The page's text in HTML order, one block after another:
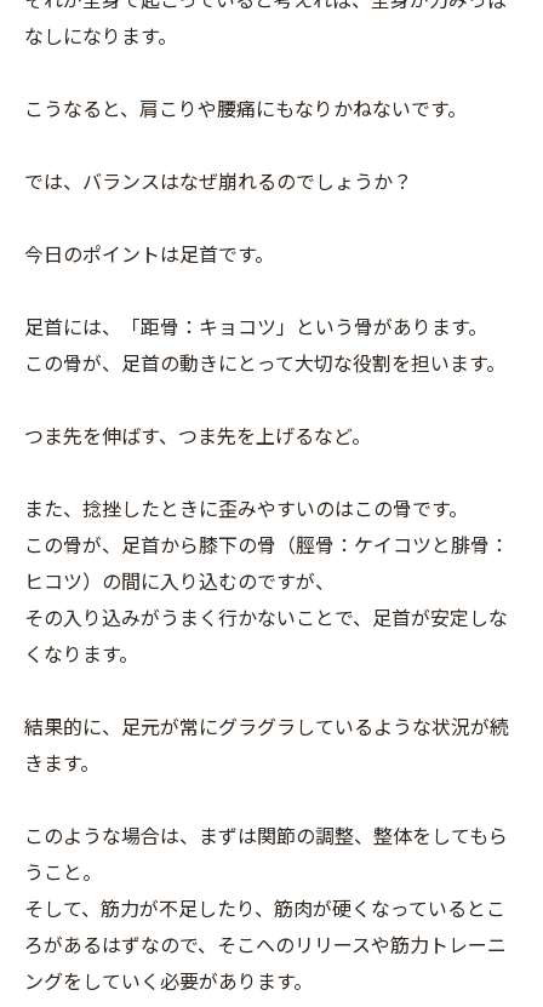
なしになります。
こうなると、肩こりや腰痛にもなりかねないです。
では、バランスはなぜ崩れるのでしょうか？
今日のポイントは足首です。
足首には、「距骨：キョコツ」という骨があります。
この骨が、足首の動きにとって大切な役割を担います。
つま先を伸ばす、つま先を上げるなど。
また、捻挫したときに歪みやすいのはこの骨です。
この骨が、足首から膝下の骨（脛骨：ケイコツと腓骨：
ヒコツ）の間に入り込むのですが、
その入り込みがうまく行かないことで、足首が安定しな
くなります。
結果的に、足元が常にグラグラしているような状況が続
きます。
このような場合は、まずは関節の調整、整体をしてもら
うこと。
そして、筋力が不足したり、筋肉が硬くなっているとこ
ろがあるはずなので、そこへのリリースや筋力トレーニ
ングをしていく必要があります。